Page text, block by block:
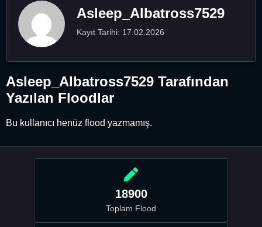
Asleep_Albatross7529
Kayıt Tarihi: 17.02.2026
Asleep_Albatross7529 Tarafından
Yazılan Floodlar
Bu kullanıcı henüz flood yazmamış.
18900
Toplam Flood